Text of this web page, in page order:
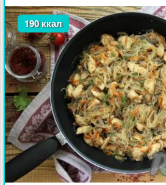
190 ккал